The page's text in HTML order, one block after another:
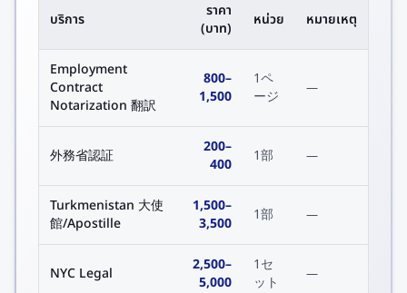
บริการ
ราคา
(บาท)
หน่วย หมายเหตุ
Employment
Contract
Notarization 翻訳
800–
1,500
1ペ
ージ
—
外務省認証 200–
400
1部 —
Turkmenistan 大使
館/Apostille
1,500–
3,500
1部 —
NYC Legal 2,500–
5,000
1セ
ット
—